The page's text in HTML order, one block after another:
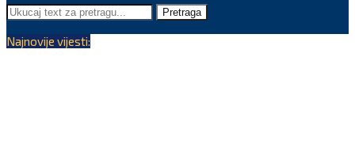
Pretraga
Najnovije vijesti: